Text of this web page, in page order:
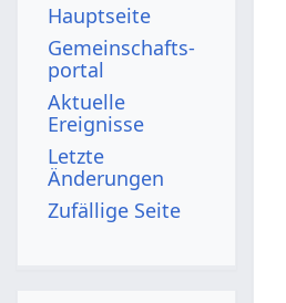
Hauptseite
Gemeinschafts­
portal
Aktuelle
Ereignisse
Letzte
Änderungen
Zufällige Seite